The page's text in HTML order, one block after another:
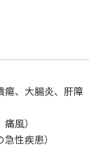
、大腸炎、肝障
風）
性疾患）